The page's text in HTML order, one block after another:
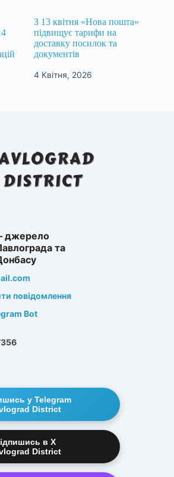
З 13 квітня «Нова пошта»
підвищує тарифи на
доставку посилок та
документів
4 Квітня, 2026
джерело
та
повідомлення
Bot
у Telegram
District
в X
District